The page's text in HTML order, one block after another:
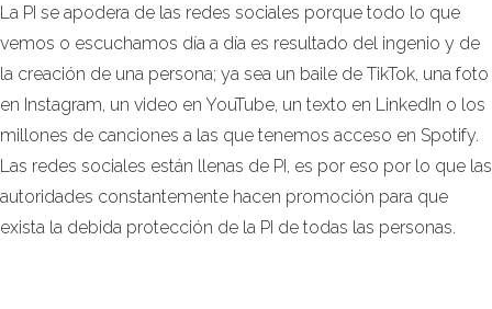
La PI se apodera de las redes sociales porque todo lo que
vemos o escuchamos día a día es resultado del ingenio y de
la creación de una persona; ya sea un baile de TikTok, una foto
en Instagram, un video en YouTube, un texto en LinkedIn o los
millones de canciones a las que tenemos acceso en Spotify.
Las redes sociales están llenas de PI, es por eso por lo que las
autoridades constantemente hacen promoción para que
exista la debida protección de la PI de todas las personas.